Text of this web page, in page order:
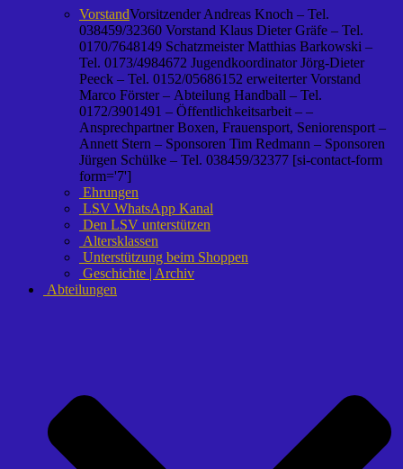
VorstandVorsitzender Andreas Knoch – Tel.
038459/32360 Vorstand Klaus Dieter Gräfe – Tel.
0170/7648149 Schatzmeister Matthias Barkowski –
Tel. 0173/4984672 Jugendkoordinator Jörg-Dieter
Peeck – Tel. 0152/05686152 erweiterter Vorstand
Marco Förster – Abteilung Handball – Tel.
0172/3901491 – Öffentlichkeitsarbeit – –
Ansprechpartner Boxen, Frauensport, Seniorensport –
Annett Stern – Sponsoren Tim Redmann – Sponsoren
Jürgen Schülke – Tel. 038459/32377 [si-contact-form
form='7']
Ehrungen
LSV WhatsApp Kanal
Den LSV unterstützen
Altersklassen
Unterstützung beim Shoppen
Geschichte | Archiv
Abteilungen